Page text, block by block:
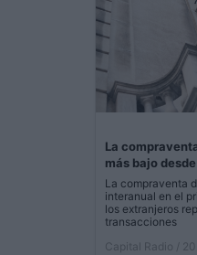
La
más bajo
La compraventa
interanual en el
los extranjeros
transacciones
Capital Radio
/